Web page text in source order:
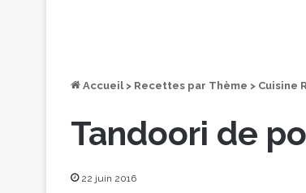
Accueil > Recettes par Thème > Cuisine
Tandoori de
22 juin 2016